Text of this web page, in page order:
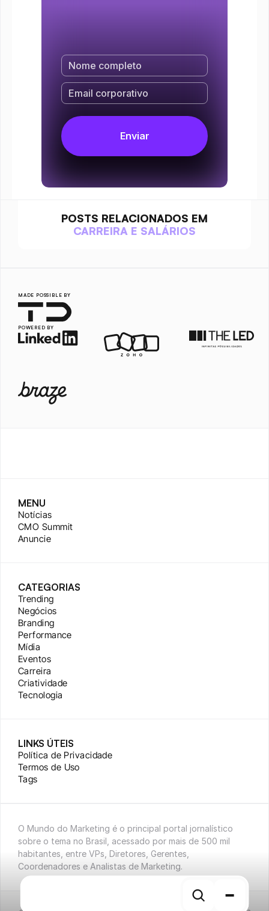
POSTS RELACIONADOS EM
CARREIRA E SALÁRIOS
MADE POSSIBLE BY
POWERED BY
MENU
Notícias
CMO Summit
Anuncie
CATEGORIAS
Trending
Negócios
Branding
Performance
Mídia
Eventos
Carreira
Criatividade
Tecnologia
LINKS ÚTEIS
Política de Privacidade
Termos de Uso
Tags
O Mundo do Marketing é o principal portal jornalístico
sobre o tema no Brasil, acessado por mais de 500 mil
habitantes, entre VPs, Diretores, Gerentes,
Coordenadores e Analistas de Marketing.